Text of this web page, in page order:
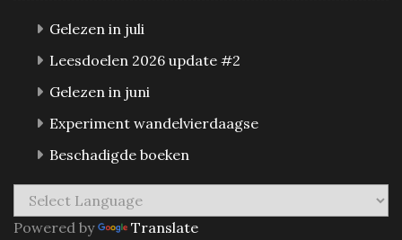
Gelezen in juli
Leesdoelen 2026 update #2
Gelezen in juni
Experiment wandelvierdaagse
Beschadigde boeken
Powered by Translate